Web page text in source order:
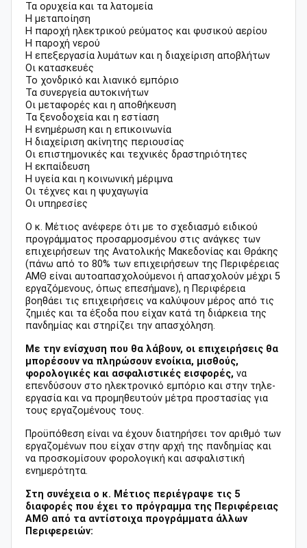
Τα ορυχεία και τα λατομεία
Η μεταποίηση
Η παροχή ηλεκτρικού ρεύματος και φυσικού αερίου
Η παροχή νερού
Η επεξεργασία λυμάτων και η διαχείριση αποβλήτων
Οι κατασκευές
Το χονδρικό και λιανικό εμπόριο
Τα συνεργεία αυτοκινήτων
Οι μεταφορές και η αποθήκευση
Τα ξενοδοχεία και η εστίαση
Η ενημέρωση και η επικοινωνία
Η διαχείριση ακίνητης περιουσίας
Οι επιστημονικές και τεχνικές δραστηριότητες
Η εκπαίδευση
Η υγεία και η κοινωνική μέριμνα
Οι τέχνες και η ψυχαγωγία
Οι υπηρεσίες
Ο κ. Μέτιος ανέφερε ότι με το σχεδιασμό ειδικού
προγράμματος προσαρμοσμένου στις ανάγκες των
επιχειρήσεων της Ανατολικής Μακεδονίας και Θράκης
(πάνω από το 80% των επιχειρήσεων της Περιφέρειας
ΑΜΘ είναι αυτοαπασχολούμενοι ή απασχολούν μέχρι 5
εργαζόμενους, όπως επεσήμανε), η Περιφέρεια
βοηθάει τις επιχειρήσεις να καλύψουν μέρος από τις
ζημιές και τα έξοδα που είχαν κατά τη διάρκεια της
πανδημίας και στηρίζει την απασχόληση.
Με την ενίσχυση που θα λάβουν, οι επιχειρήσεις θα
μπορέσουν να πληρώσουν ενοίκια, μισθούς,
φορολογικές και ασφαλιστικές εισφορές, να
επενδύσουν στο ηλεκτρονικό εμπόριο και στην τηλε-
εργασία και να προμηθευτούν μέτρα προστασίας για
τους εργαζομένους τους.
Προϋπόθεση είναι να έχουν διατηρήσει τον αριθμό των
εργαζομένων που είχαν στην αρχή της πανδημίας και
να προσκομίσουν φορολογική και ασφαλιστική
ενημερότητα.
Στη συνέχεια ο κ. Μέτιος περιέγραψε τις 5
διαφορές που έχει το πρόγραμμα της Περιφέρειας
ΑΜΘ από τα αντίστοιχα προγράμματα άλλων
Περιφερειών: